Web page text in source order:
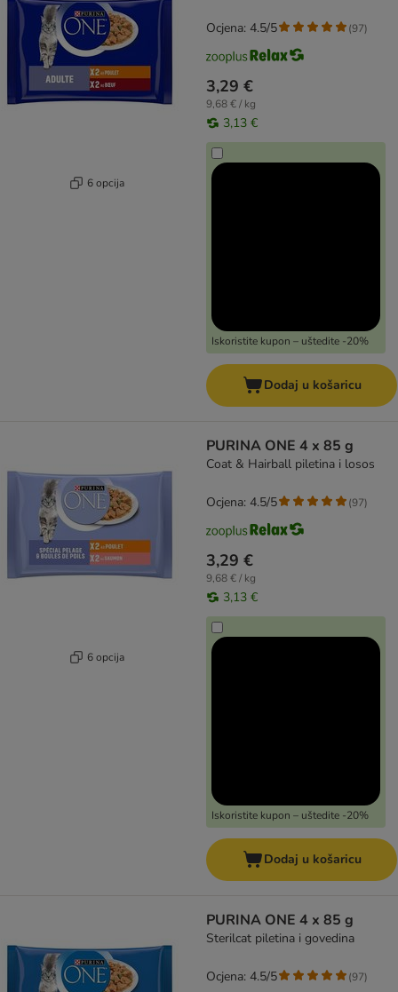
6 opcija
3,29 €
9,68 € / kg
3,13 €
Iskoristite kupon – uštedite -20%
Ocjena: 4.5/5 (97)
Dodaj u košaricu
6 opcija
PURINA ONE 4 x 85 g
Coat & Hairball piletina i losos
3,29 €
9,68 € / kg
3,13 €
Iskoristite kupon – uštedite -20%
Ocjena: 4.5/5 (97)
Dodaj u košaricu
PURINA ONE 4 x 85 g
Sterilcat piletina i govedina
Ocjena: 4.5/5 (97)